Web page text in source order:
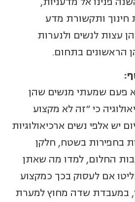
חינוך ותקשורת מדע
עצות לנשים ולנערות
הראשונים בתחום.
פעם שמעתי מנשים שהן
כי ״זה לא מקצוע
יש אלפי נשים ארכיאולוגיות
בחפירות בשטח, חלקן
החלום, למדו מה שאתן
אם לעסוק בכך כמקצוע
במעבדת שדה מחוץ למערת